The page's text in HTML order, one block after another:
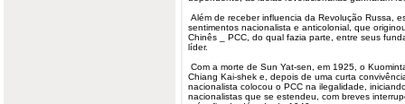
Além de receber influencia da Revolução Russa ,
sentimentos nacionalista e anticolonial, que
Chinês _ PCC, do qual fazia parte, entre seus
líder.
Com a morte de Sun Yat-sen, em 1925, o
Chiang Kai-shek e, depois de uma curta
nacionalista colocou o PCC na ilegalidade,
nacionalistas que se estendeu, com breves